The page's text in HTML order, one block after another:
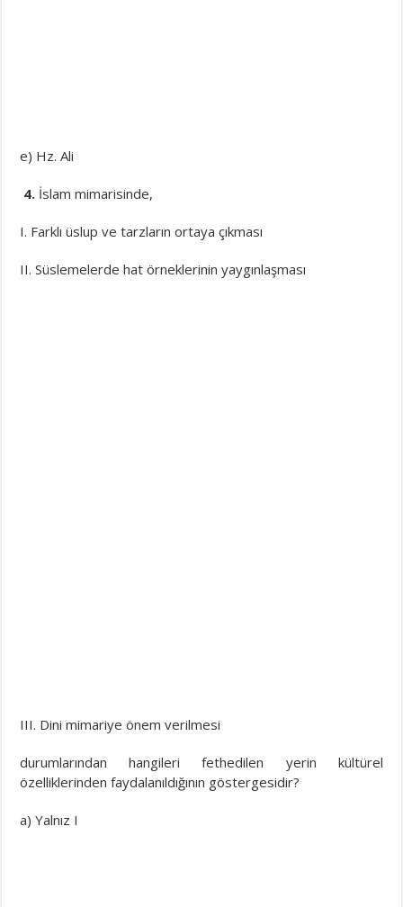
e) Hz. Ali
4. İslam mimarisinde,
I. Farklı üslup ve tarzların ortaya çıkması
II. Süslemelerde hat örneklerinin yaygınlaşması
III. Dini mimariye önem verilmesi
durumlarından hangileri fethedilen yerin kültürel
özelliklerinden faydalanıldığının göstergesidir?
a) Yalnız I